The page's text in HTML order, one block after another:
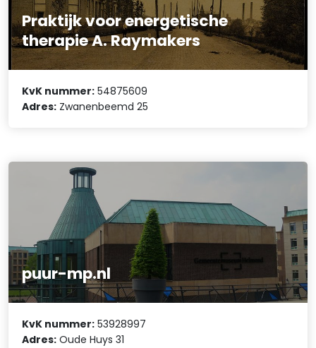
Praktijk voor energetische
therapie A. Raymakers
KvK nummer: 54875609
Adres: Zwanenbeemd 25
puur-mp.nl
KvK nummer: 53928997
Adres: Oude Huys 31